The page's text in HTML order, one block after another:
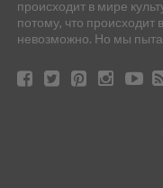
происходит в мире
потому, что происходит
невозможно. Но мы